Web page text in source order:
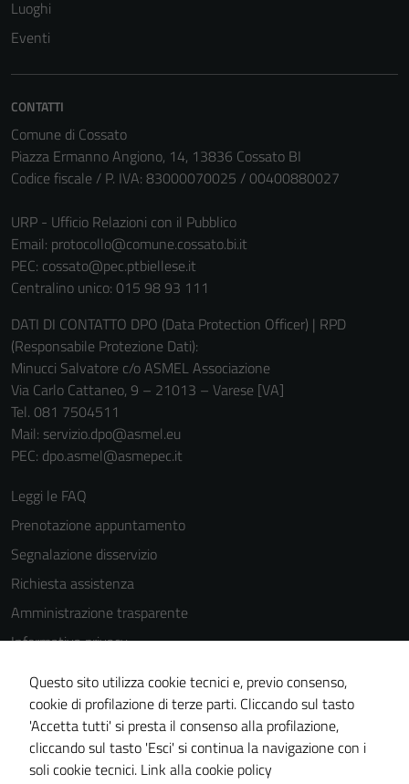
Luoghi
Eventi
CONTATTI
Comune di Cossato
Piazza Ermanno Angiono, 14, 13836 Cossato BI
Codice fiscale / P. IVA: 83000070025 / 00400880027
URP - Ufficio Relazioni con il Pubblico
Email: protocollo@comune.cossato.bi.it
PEC: cossato@pec.ptbiellese.it
Centralino unico: 015 98 93 111
DATI DI CONTATTO DPO (Data Protection Officer) | RPD
(Responsabile Protezione Dati):
Minucci Salvatore c/o ASMEL Associazione
Via Carlo Cattaneo, 9 – 21013 – Varese [VA]
Tel. 081 7504511
Mail: servizio.dpo@asmel.eu
PEC: dpo.asmel@asmepec.it
Leggi le FAQ
Prenotazione appuntamento
Segnalazione disservizio
Richiesta assistenza
Amministrazione trasparente
Informativa privacy
Cookie Policy
Note legali
Dichiarazione di accessibilità
Piano di miglioramento del sito
Questo sito utilizza cookie tecnici e, previo consenso,
cookie di profilazione di terze parti. Cliccando sul tasto
'Accetta tutti' si presta il consenso alla profilazione,
cliccando sul tasto 'Esci' si continua la navigazione con i
soli cookie tecnici. Link alla cookie policy
Tecnici
funzionamento
del sito e non
essere
disabilitati.
informazioni